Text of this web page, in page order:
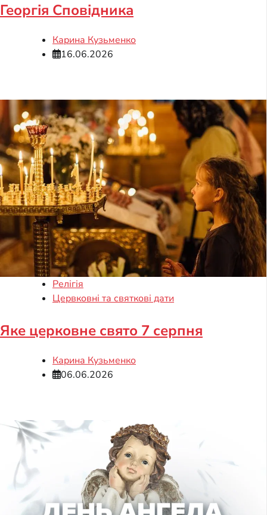
Георгія Сповідника
Карина Кузьменко
16.06.2026
Релігія
Цервковні та святкові дати
Яке церковне свято 7 серпня
Карина Кузьменко
06.06.2026